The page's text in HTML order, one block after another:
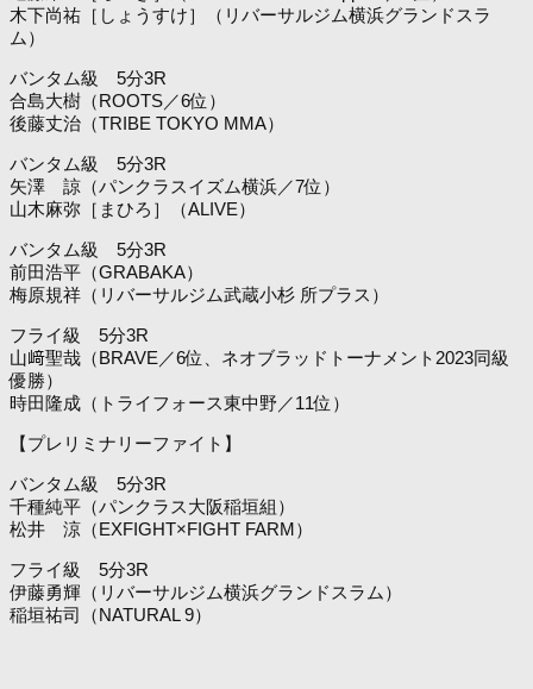
木下尚祐［しょうすけ］（リバーサルジム横浜グランドスラ
ム）
バンタム級 5分3R
合島大樹（ROOTS／6位）
後藤丈治（TRIBE TOKYO MMA）
バンタム級 5分3R
矢澤 諒（パンクラスイズム横浜／7位）
山木麻弥［まひろ］（ALIVE）
バンタム級 5分3R
前田浩平（GRABAKA）
梅原規祥（リバーサルジム武蔵小杉 所プラス）
フライ級 5分3R
山﨑聖哉（BRAVE／6位、ネオブラッドトーナメント2023同級
優勝）
時田隆成（トライフォース東中野／11位）
【プレリミナリーファイト】
バンタム級 5分3R
千種純平（パンクラス大阪稲垣組）
松井 涼（EXFIGHT×FIGHT FARM）
フライ級 5分3R
伊藤勇輝（リバーサルジム横浜グランドスラム）
稲垣祐司（NATURAL 9）